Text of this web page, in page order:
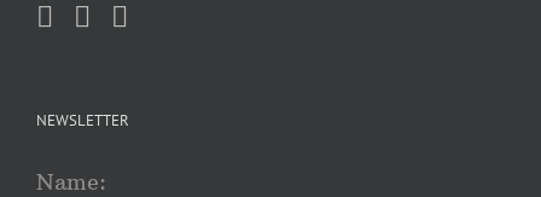
NEWSLETTER
Name: